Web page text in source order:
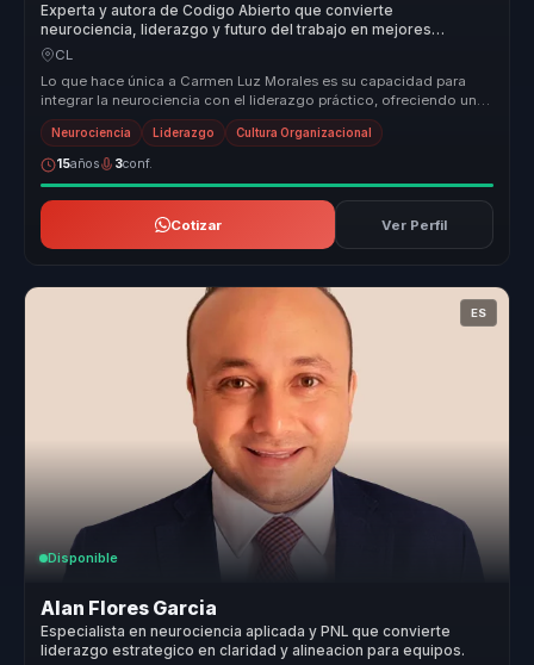
Experta y autora de Codigo Abierto que convierte
neurociencia, liderazgo y futuro del trabajo en mejores
decisiones para empresas.
CL
Lo que hace única a Carmen Luz Morales es su capacidad para
integrar la neurociencia con el liderazgo práctico, ofreciendo un
enfoque tra...
Neurociencia Liderazgo Cultura Organizacional
15años 3conf.
Cotizar Ver Perfil
ES
Disponible
Alan Flores Garcia
Especialista en neurociencia aplicada y PNL que convierte
liderazgo estrategico en claridad y alineacion para equipos.